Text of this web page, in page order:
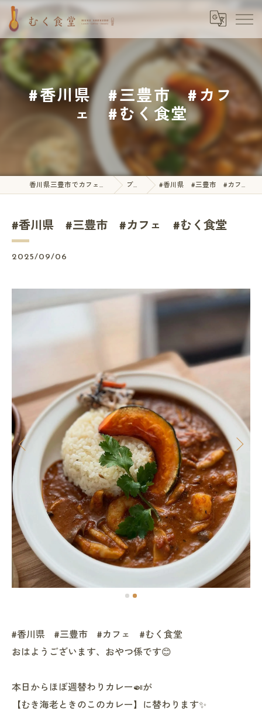
#香川県 #三豊市 #カフ
ェ #むく食堂
香川県三豊市でカフェならむく食堂 ブログ #香川県 #三豊市 #カフェ #むく食堂
#香川県 #三豊市 #カフェ #むく食堂
2025/09/06
#香川県 #三豊市 #カフェ #むく食堂
おはようございます、おやつ係です😊
本日からほぼ週替わりカレー🍛が
【むき海老ときのこのカレー】に替わります✨